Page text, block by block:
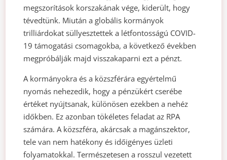
megszorítások korszakának vége, kiderült, hogy
tévedtünk. Miután a globális kormányok
trilliárdokat süllyesztettek a létfontosságú COVID-
19 támogatási csomagokba, a következő években
megpróbálják majd visszakaparni ezt a pénzt.
A kormányokra és a közszférára egyértelmű
nyomás nehezedik, hogy a pénzükért cserébe
értéket nyújtsanak, különösen ezekben a nehéz
időkben. Ez azonban tökéletes feladat az RPA
számára. A közszféra, akárcsak a magánszektor,
tele van nem hatékony és időigényes üzleti
folyamatokkal. Természetesen a rosszul vezetett